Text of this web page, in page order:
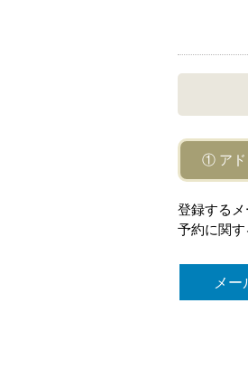
① アド
登録するメ
予約に関
メー